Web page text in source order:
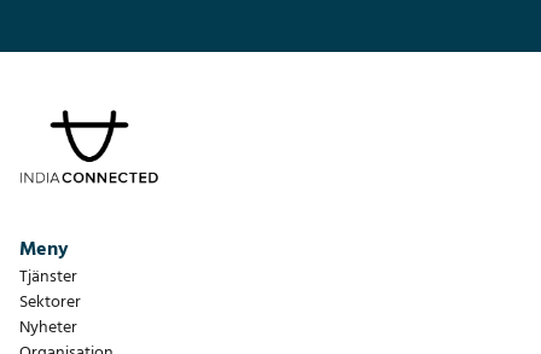
Meny
Tjänster
Sektorer
Nyheter